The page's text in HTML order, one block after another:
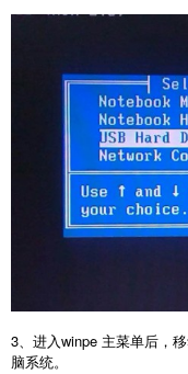
3、进入winpe 主菜单后，
脑系统。